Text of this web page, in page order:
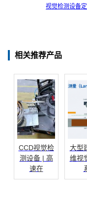
视觉检测设备
相关推荐产品
CCD视觉检
测设备 | 高
速在
大型
维视